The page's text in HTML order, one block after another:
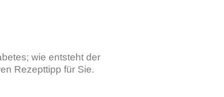
wie entsteht der
Rezepttipp für Sie.